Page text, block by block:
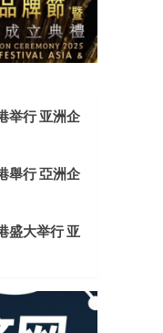
举行 亚洲企
舉行 亞洲企
盛大举行 亚